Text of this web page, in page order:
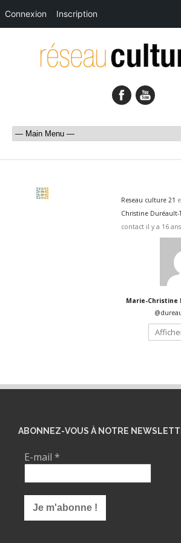
Reseau culture 21
Christine
contact il y a 16 ans
Marie-Christine
ABONNEZ-VOUS À NOTRE
E-mail *
Connexion Inscription